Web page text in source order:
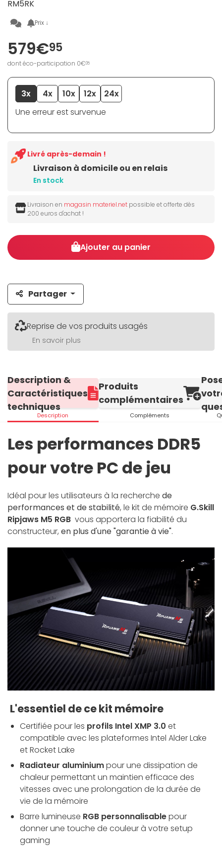
RM5RK
Prix ↓
579€95
dont éco-participation 0€05
3x 4x 10x 12x
24x
Une erreur est survenue
Livraison à domicile ou en relais
En stock
Livré après-demain !
Livraison en magasin materiel.net possible et offerte dès
200 euros d'achat !
Ajouter au panier
Partager
Reprise de vos produits usagés
En savoir plus
Description &
Caractéristiques
techniques
Description
Produits
complémentaires
Compléments
Les performances DDR5
pour votre PC de jeu
Idéal pour les utilisateurs à la recherche de
performances et de stabilité, le kit de mémoire G.Skill
Ripjaws M5 RGB vous apportera la fiabilité du
constructeur, en plus d'une "garantie à vie".
L'essentiel de ce kit mémoire
Certifiée pour les profils Intel XMP 3.0 et
compatible avec les plateformes Intel Alder Lake
et Rocket Lake
Radiateur aluminiumpour une dissipation de
chaleur permettant un maintien efficace des
vitesses avec une prolongation de la durée de
vie de la mémoire
Barre lumineuse RGB personnalisablepour
donner une touche de couleur à votre setup
gaming